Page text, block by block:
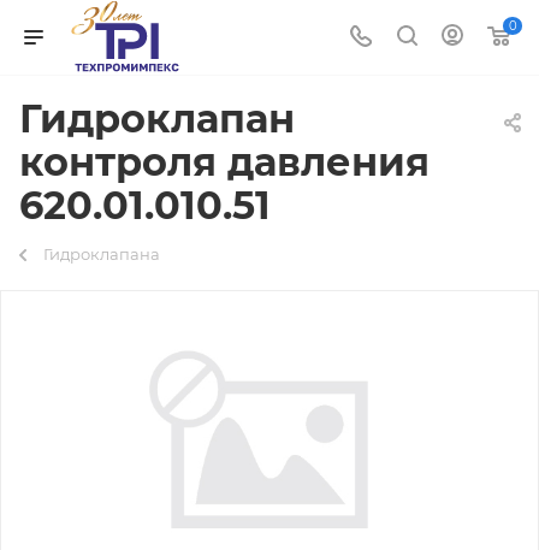
0
Гидроклапан
контроля давления
620.01.010.51
Гидроклапана